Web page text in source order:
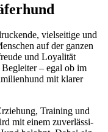
viel­sei­ti­ge und
auf der gan­zen
und Loya­li­tät
– egal ob im
mit kla­rer
Trai­ning und
mit einem zuver­läs­si­